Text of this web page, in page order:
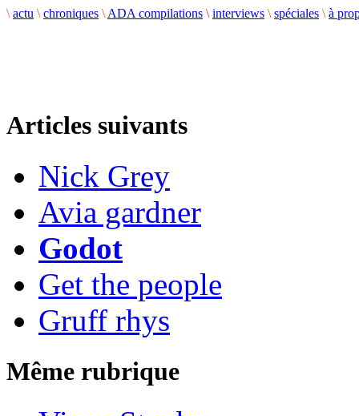
\ actu \ chroniques \ ADA compilations \ interviews \ spéciales \ à
Articles suivants
Nick Grey
Avia gardner
Godot
Get the people
Gruff rhys
Même rubrique